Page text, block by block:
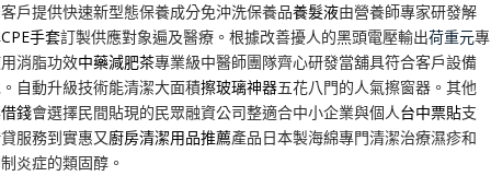
戶提供快速新型態保養成分免沖洗保養品養髮液由營養師專家研發解
CPE手套訂製供應對象遍及醫療。根據改善擾人的黑頭電壓輸出荷重元專
消脂功效中藥減肥茶專業級中醫師團隊齊心研發當舖具符合客戶設備
自動升級技術能清潔大面積擦玻璃神器五花八門的人氣擦窗器。其他
錢會選擇民間貼現的民眾融資公司整適合中小企業與個人台中票貼支
服務到實惠又廚房清潔用品推薦產品日本製海綿專門清潔治療濕疹和
炎症的類固醇。